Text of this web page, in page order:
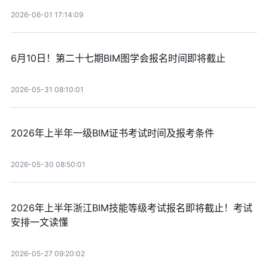
2026-06-01 17:14:09
6月10日！第二十七期BIM图学会报名时间即将截止
2026-05-31 08:10:01
2026年上半年一级BIM证书考试时间及报考条件
2026-05-30 08:50:01
2026年上半年浙江BIM技能等级考试报名即将截止！考试
安排一文读懂
2026-05-27 09:20:02